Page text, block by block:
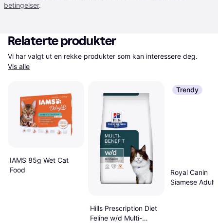
betingelser.
Relaterte produkter
Vis alle
IAMS 85g Wet Cat
Food
Hills Prescription Diet
Feline w/d Multi-
Trendy
Royal Canin
Siamese Adult